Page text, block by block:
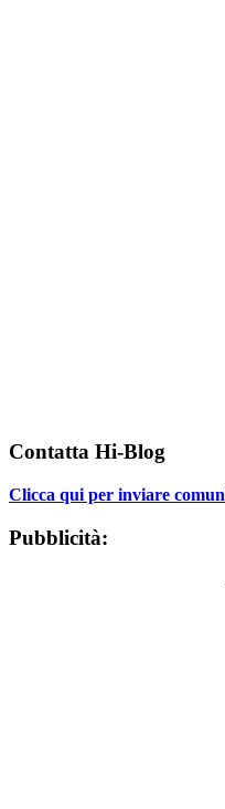
Contatta Hi-Blog
Clicca qui per inviare
Pubblicità: